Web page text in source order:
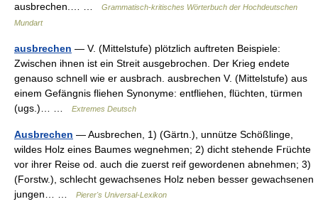
ausbrechen.… …
Grammatisch-kritisches Wörterbuch der Hochdeutschen
Mundart
ausbrechen — V. (Mittelstufe) plötzlich auftreten Beispiele:
Zwischen ihnen ist ein Streit ausgebrochen. Der Krieg endete
genauso schnell wie er ausbrach. ausbrechen V. (Mittelstufe) aus
einem Gefängnis fliehen Synonyme: entfliehen, flüchten, türmen
(ugs.)… …
Extremes Deutsch
Ausbrechen — Ausbrechen, 1) (Gärtn.), unnütze Schößlinge,
wildes Holz eines Baumes wegnehmen; 2) dicht stehende Früchte
vor ihrer Reise od. auch die zuerst reif gewordenen abnehmen; 3)
(Forstw.), schlecht gewachsenes Holz neben besser gewachsenen
jungen… …
Pierer's Universal-Lexikon